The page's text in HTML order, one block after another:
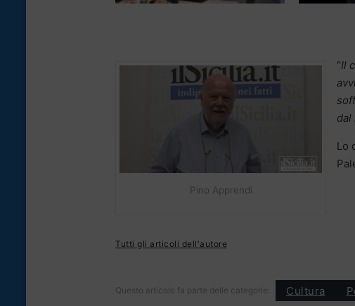
Pino Apprendi
“Il
dal
Lo
Tutti gli articoli dell'autore
Questo articolo fa parte delle categorie: Cultura